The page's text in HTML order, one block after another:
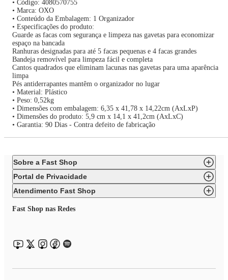
• Código: 4080570755
• Marca: OXO
• Conteúdo da Embalagem: 1 Organizador
• Especificações do produto:
Guarde as facas com segurança e limpeza nas gavetas para economizar
espaço na bancada
Ranhuras designadas para até 5 facas pequenas e 4 facas grandes
Bandeja removível para limpeza fácil e completa
Cantos quadrados que eliminam lacunas nas gavetas para uma aparência
limpa
Pés antiderrapantes mantêm o organizador no lugar
• Material: Plástico
• Peso: 0,52kg
• Dimensões com embalagem: 6,35 x 41,78 x 14,22cm (AxLxP)
• Dimensões do produto: 5,9 cm x 14,1 x 41,2cm (AxLxC)
• Garantia: 90 Dias - Contra defeito de fabricação
Sobre a Fast Shop
Portal de Privacidade
Atendimento Fast Shop
Fast Shop nas Redes